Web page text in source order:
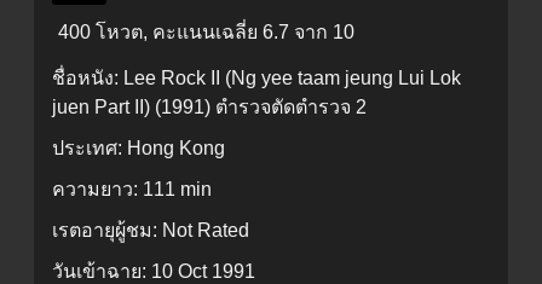
400 โหวต, คะแนนเฉลี่ย 6.7 จาก 10
ชื่อหนัง: Lee Rock II (Ng yee taam jeung Lui Lok
juen Part II) (1991) ตำรวจตัดตำรวจ 2
ประเทศ: Hong Kong
ความยาว: 111 min
เรตอายุผู้ชม: Not Rated
วันเข้าฉาย: 10 Oct 1991